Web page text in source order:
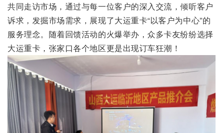
共同走访市场，通过与每一位客户的深入交流，倾听客户
诉求，发掘市场需求，展现了大运重卡“以客户为中心”的
服务理念。随着回馈活动的火爆举办，众多卡友纷纷选择
大运重卡，张家口各个地区更是出现订车狂潮！